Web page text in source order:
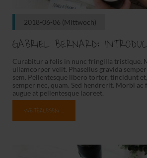
2018-06-06 (Mittwoch)
GABRIEL BERNARD:
Curabitur a felis in nunc fringilla tristique.
ullamcorper velit. Phasellus gravida
sem. Pellentesque libero tortor, tincidunt
semper nec, quam. Sed hendrerit. Morbi ac
augue at pellentesque laoreet.
WEITERLESEN …